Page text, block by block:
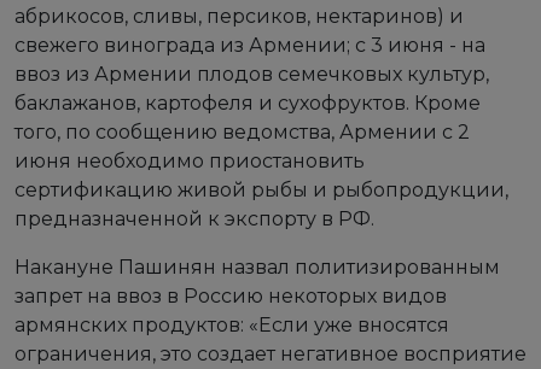
абрикосов, сливы, персиков, нектаринов) и
свежего винограда из Армении; с 3 июня - на
ввоз из Армении плодов семечковых культур,
баклажанов, картофеля и сухофруктов. Кроме
того, по сообщению ведомства, Армении с 2
июня необходимо приостановить
сертификацию живой рыбы и рыбопродукции,
предназначенной к экспорту в РФ.
Накануне Пашинян назвал политизированным
запрет на ввоз в Россию некоторых видов
армянских продуктов: «Если уже вносятся
ограничения, это создает негативное восприятие